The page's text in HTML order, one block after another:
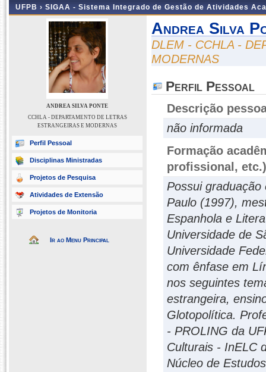
UFPB › SIGAA - Sistema Integrado de Gestão de Atividades
ANDREA SILVA PONTE
CCHLA - DEPARTAMENTO DE LETRAS
ESTRANGEIRAS E MODERNAS
Perfil Pessoal
Disciplinas Ministradas
Projetos de Pesquisa
Atividades de Extensão
Projetos de Monitoria
Ir ao Menu Principal
Andrea Silva
DLEM - CCHLA -
MODERNAS
Perfil Pessoal
Descrição
não informada
Formação
profissional, etc.)
Possui
Paulo (1997),
Espanhola e
Universidade de
Universidade
com ênfase em
nos seguintes
estrangeira,
Glotopolítica.
- PROLING da
Culturais - InELC
Núcleo de